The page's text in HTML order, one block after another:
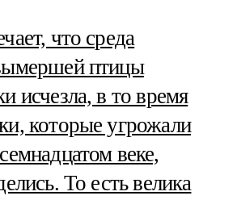
что среда
птицы
исчезла, в то время
которые угрожали
веке,
То есть велика